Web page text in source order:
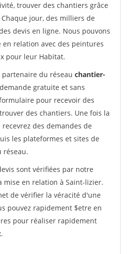
trouver des chantiers grâce
Chaque jour, des milliers de
devis en ligne. Nous pouvons
relation avec des peintures
pour leur Habitat.
partenaire du réseau chantier-
gratuite et sans
pour recevoir des
des chantiers. Une fois la
des demandes de
les plateformes et sites de
réseau.
sont vérifiées par notre
mise en relation à Saint-lizier.
de vérifier la véracité d'une
pouvez rapidement $etre en
pour réaliser rapidement